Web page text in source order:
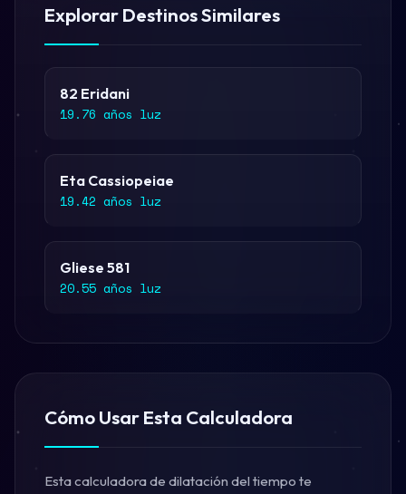
Explorar Destinos Similares
82 Eridani
19.76 años luz
Eta Cassiopeiae
19.42 años luz
Gliese 581
20.55 años luz
Cómo Usar Esta Calculadora
Esta calculadora de dilatación del tiempo te